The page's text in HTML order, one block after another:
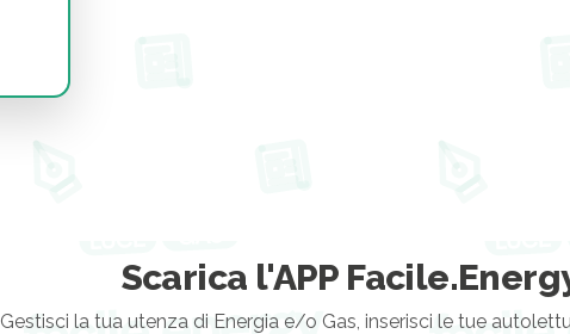
Scarica l'APP
Gestisci la tua utenza di Energia e/o Gas, inserisci le tue